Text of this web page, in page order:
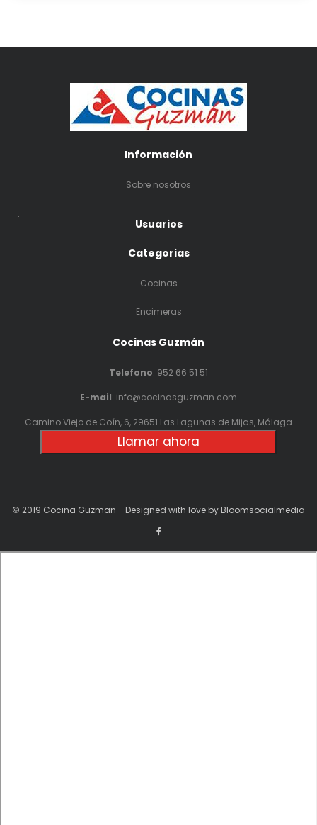
Información
Sobre nosotros
.
Usuarios
Categorias
Cocinas
Encimeras
Cocinas Guzmán
Telefono: 952 66 51 51
E-mail: info@cocinasguzman.com
Camino Viejo de Coín, 6, 29651 Las Lagunas de Mijas, Málaga
Llamar ahora
© 2019 Cocina Guzman - Designed with love by Bloomsocialmedia